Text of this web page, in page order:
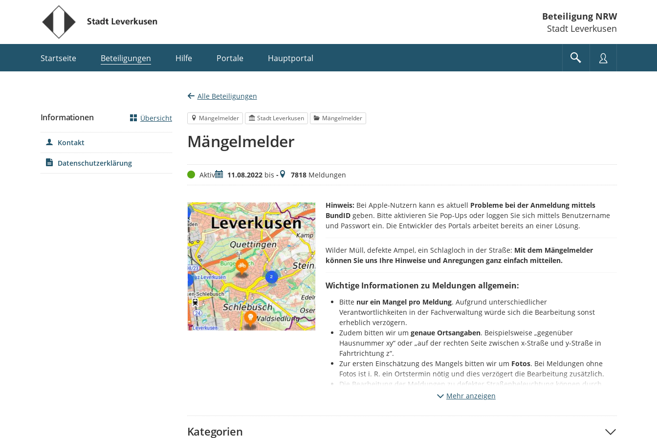
Beteiligung NRW
Stadt Leverkusen
Startseite Beteiligungen Hilfe Portale Hauptportal
Alle Beteiligungen
Mängelmelder Stadt Leverkusen Mängelmelder
Mängelmelder
StatusAktivZeitraum
11.08.2022bis -Meldungen
7818Meldungen
Hinweis: Bei Apple-Nutzern kann es aktuell Probleme bei der Anmeldung mittels
BundID geben. Bitte aktivieren Sie Pop-Ups oder loggen Sie sich mittels Benutzername
und Passwort ein. Die Entwickler des Portals arbeitet bereits an einer Lösung.
Wilder Müll, defekte Ampel, ein Schlagloch in der Straße: Mit dem Mängelmelder
können Sie uns Ihre Hinweise und Anregungen ganz einfach mitteilen.
Wichtige Informationen zu Meldungen allgemein:
Bitte nur ein Mangel pro Meldung. Aufgrund unterschiedlicher
Verantwortlichkeiten in der Fachverwaltung würde sich die Bearbeitung sonst
erheblich verzögern.
Zudem bitten wir umgenaue Ortsangaben. Beispielsweise „gegenüber
Hausnummer xy“ oder „auf der rechten Seite zwischen x-Straße und y-Straße in
Fahrtrichtung z“.
Zur ersten Einschätzung des Mangels bitten wir um Fotos. Bei Meldungen ohne
Fotos ist i. R. ein Ortstermin nötig und dies verzögert die Bearbeitung zusätzlich.
Die Bearbeitung der Meldungen zu defekter Straßenbeleuchtung können durch
Nennung der Beleuchtungsmastnummerebenfalls beschleunigt werden.
So geht es:
Mehr anzeigen
Kategorien
Informationen Übersicht
Kontakt
Datenschutzerklärung